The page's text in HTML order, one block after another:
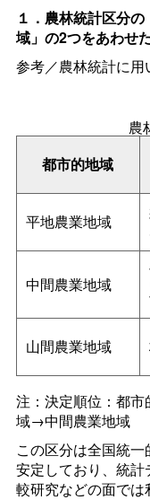
１．農林統計区分
域」の2つをあわせ
参考／農林統計に
都市的地域
農
平地農業地域
中間農業地域
山間農業地域
注：決定順位：都
域→中間農業地域
この区分は全国統
安定しており、統
較研究などの面では